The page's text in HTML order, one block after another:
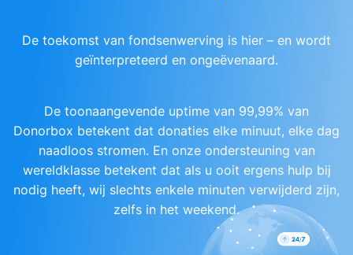
De toekomst van fondsenwerving is hier – en wordt
geïnterpreteerd en ongeëvenaard.
De toonaangevende uptime van 99,99% van
Donorbox betekent dat donaties elke minuut, elke dag
naadloos stromen. En onze ondersteuning van
wereldklasse betekent dat als u ooit ergens hulp bij
nodig heeft, wij slechts enkele minuten verwijderd zijn,
zelfs in het weekend.